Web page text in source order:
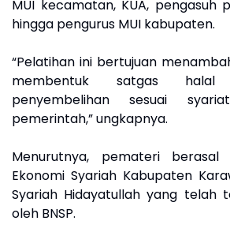
MUI kecamatan, KUA, pengasuh
hingga pengurus MUI kabupaten.
“Pelatihan ini bertujuan
membentuk satgas
penyembelihan sesuai
pemerintah,” ungkapnya.
Menurutnya, pemateri berasal
Ekonomi Syariah Kabupaten
Syariah Hidayatullah yang telah
oleh BNSP.